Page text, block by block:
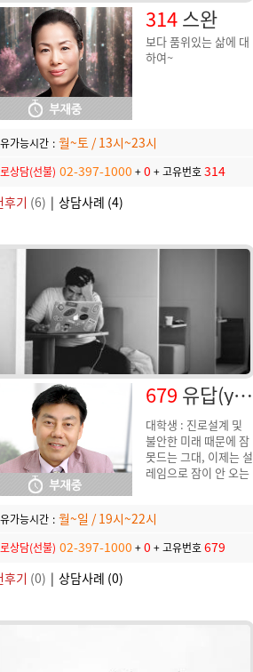
314스완
보다 품위있는 삶에 대
하여~
가능시간 : 월~토 / 13시~23시
상담(선불) 02-397-1000 +0 +고유번호 314
후기 (6) | 상담사례 (4)
679 유답(youdap)
대학생 : 진로설계 및
자기경영
불안한 미래 때문에 잠
못드는 그대, 이제는 설
레임으로 잠이 안 오는
가능시간 : 월~일 / 19시~22시
상담(선불) 02-397-1000 +0 +고유번호 679
후기 (0) | 상담사례 (0)